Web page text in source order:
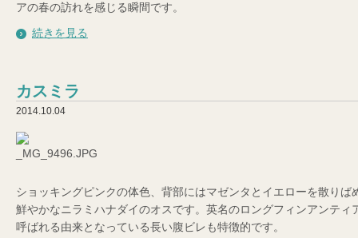
アの春の訪れを感じる瞬間です。
続きを見る
カスミラ
2014.10.04
ショッキングピンクの体色、背部にはマゼンタとイエローを散りば
鮮やかなニラミハナダイのオスです。英名のロングフィンアンティ
呼ばれる由来となっている長い腹ビレも特徴的です。